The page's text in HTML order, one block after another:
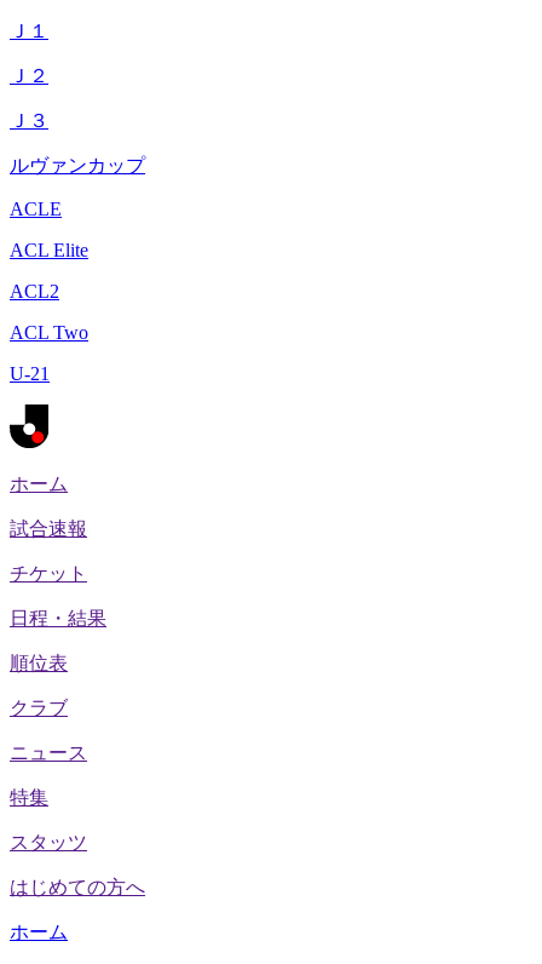
Ｊ１
Ｊ２
Ｊ３
ルヴァンカップ
ACLE
ACL Elite
ACL2
ACL Two
U-21
ホーム
試合速報
チケット
日程・結果
順位表
クラブ
ニュース
特集
スタッツ
はじめての方へ
ホーム